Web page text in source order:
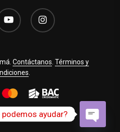
instagram
Contáctanos .Términos y
ayudar?